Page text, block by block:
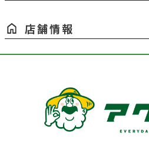
店舗情報